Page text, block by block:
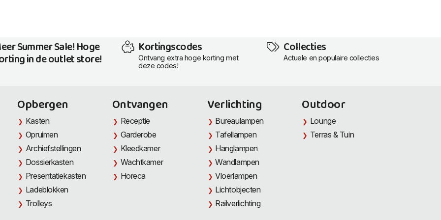
Summer Sale! Hoge
in de outlet store!
Kortingscodes
Ontvang extra hoge korting met
deze codes!
Collecties
Actuele en populaire collecties
Opbergen
Kasten
Opruimen
Archiefstellingen
Dossierkasten
Presentatiekasten
Ladeblokken
Trolleys
Ontvangen
Receptie
Garderobe
Kleedkamer
Wachtkamer
Horeca
Verlichting
Bureaulampen
Tafellampen
Hanglampen
Wandlampen
Vloerlampen
Lichtobjecten
Railverlichting
Outdoor
Lounge
Terras & Tuin